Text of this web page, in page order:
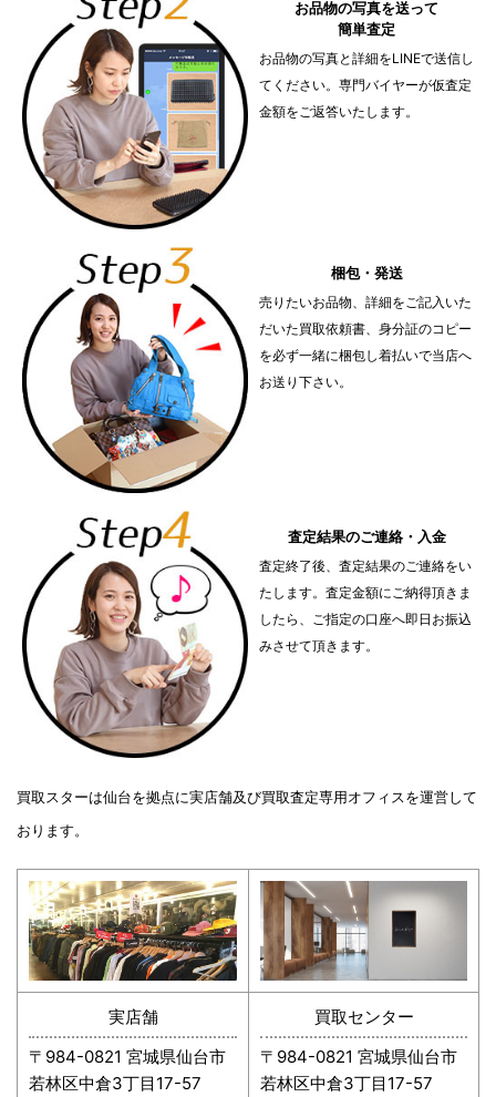
お品物の写真を送って
簡単査定
お品物の写真と詳細をLINEで送信し
てください。専門バイヤーが仮査定
金額をご返答いたします。
梱包・発送
売りたいお品物、詳細をご記入いた
だいた買取依頼書、身分証のコピー
を必ず一緒に梱包し着払いで当店へ
お送り下さい。
査定結果のご連絡・入金
査定終了後、査定結果のご連絡をい
たします。査定金額にご納得頂きま
したら、ご指定の口座へ即日お振込
みさせて頂きます。
買取スターは仙台を拠点に実店舗及び買取査定専用オフィスを運営して
おります。
実店舗
〒984-0821 宮城県仙台市
若林区中倉3丁目17-57
買取センター
〒984-0821 宮城県仙台市
若林区中倉3丁目17-57